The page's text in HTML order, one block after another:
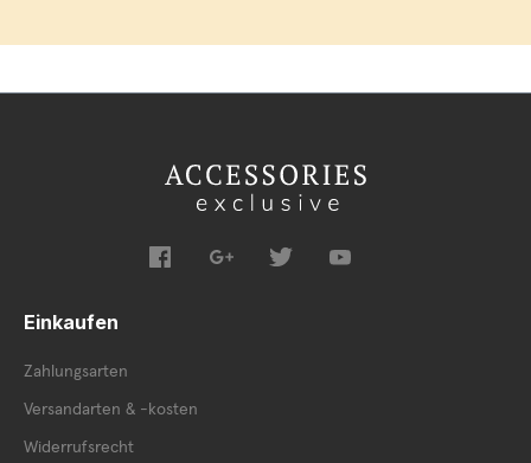
Einkaufen
Zahlungsarten
Versandarten & -kosten
Widerrufsrecht